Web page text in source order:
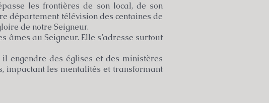
les frontières de son local, de son
département télévision des centaines de
de notre Seigneur.
âmes au Seigneur. Elle s’adresse surtout
engendre des églises et des ministères
impactant les mentalités et transformant